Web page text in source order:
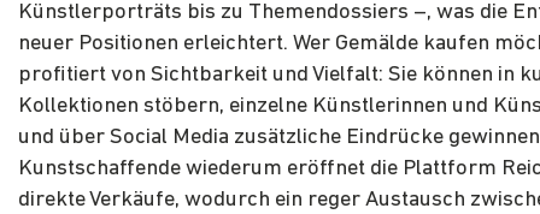
Künstlerporträts bis zu Themendossiers –, was die
neuer Positionen erleichtert. Wer Gemälde kaufen
profitiert von Sichtbarkeit und Vielfalt: Sie können in
Kollektionen stöbern, einzelne Künstlerinnen und
und über Social Media zusätzliche Eindrücke
Kunstschaffende wiederum eröffnet die Plattform
direkte Verkäufe, wodurch ein reger Austausch